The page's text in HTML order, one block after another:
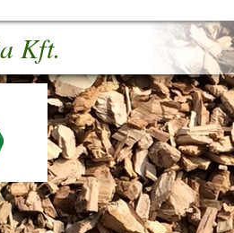
Kft.